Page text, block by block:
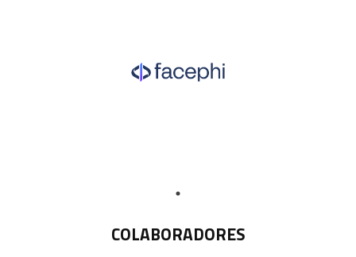
COLABORADORES